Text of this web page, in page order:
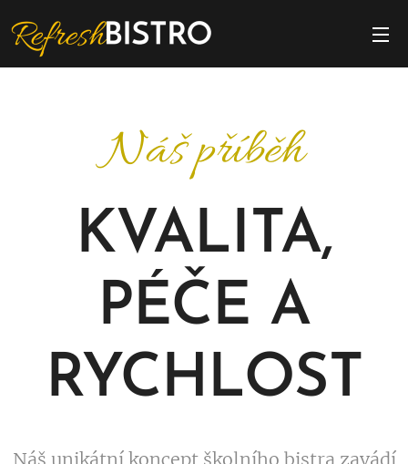
Náš příběh
KVALITA,
PÉČE A
RYCHLOST
Náš unikátní koncept školního bistra zavádí